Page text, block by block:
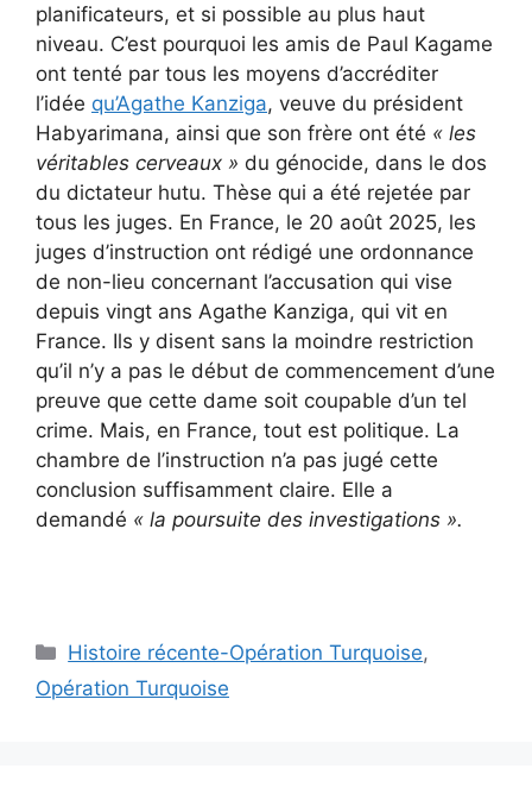
planificateurs, et si possible au plus haut
niveau. C’est pourquoi les amis de Paul Kagame
ont tenté par tous les moyens d’accréditer
l’idée qu’Agathe Kanziga, veuve du président
Habyarimana, ainsi que son frère ont été « les
véritables cerveaux » du génocide, dans le dos
du dictateur hutu. Thèse qui a été rejetée par
tous les juges. En France, le 20 août 2025, les
juges d’instruction ont rédigé une ordonnance
de non-lieu concernant l’accusation qui vise
depuis vingt ans Agathe Kanziga, qui vit en
France. Ils y disent sans la moindre restriction
qu’il n’y a pas le début de commencement d’une
preuve que cette dame soit coupable d’un tel
crime. Mais, en France, tout est politique. La
chambre de l’instruction n’a pas jugé cette
conclusion suffisamment claire. Elle a
demandé « la poursuite des investigations ».
Catégories
Histoire récente-Opération Turquoise,
Opération Turquoise